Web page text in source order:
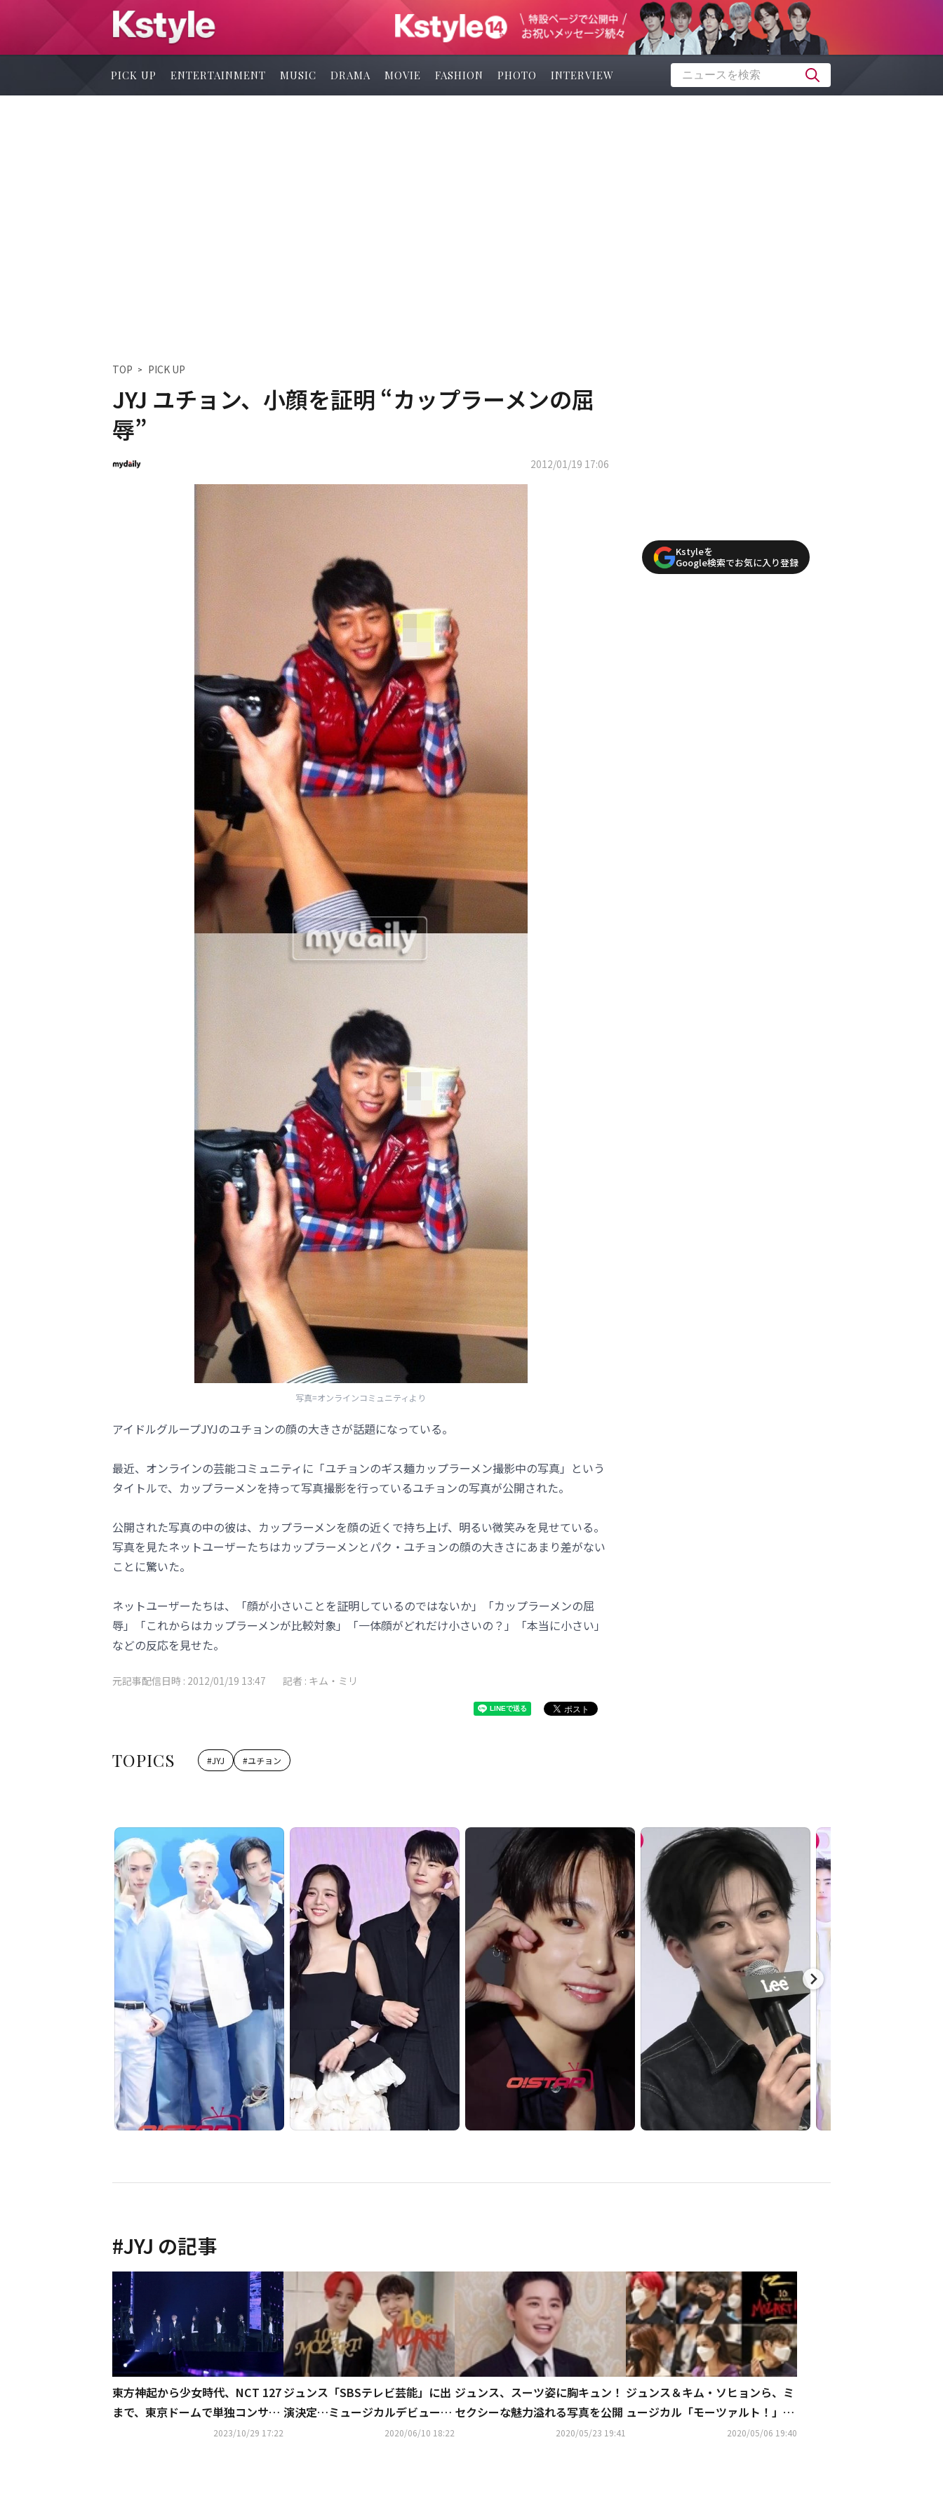
PICK UP ENTERTAINMENT MUSIC DRAMA MOVIE FASHION PHOTO INTERVIEW
TOP PICK UP
JYJ ユチョン、小顔を証明 “カップラーメンの屈
辱”
2012/01/19 17:06
写真=オンラインコミュニティより
アイドルグループJYJのユチョンの顔の大きさが話題になっている。
最近、オンラインの芸能コミュニティに「ユチョンのギス麺カップラーメン撮影中の写真」という
タイトルで、カップラーメンを持って写真撮影を行っているユチョンの写真が公開された。
公開された写真の中の彼は、カップラーメンを顔の近くで持ち上げ、明るい微笑みを見せている。
写真を見たネットユーザーたちはカップラーメンとパク・ユチョンの顔の大きさにあまり差がない
ことに驚いた。
ネットユーザーたちは、「顔が小さいことを証明しているのではないか」「カップラーメンの屈
辱」「これからはカップラーメンが比較対象」「一体顔がどれだけ小さいの？」「本当に小さい」
などの反応を見せた。
元記事配信日時 : 2012/01/19 13:47 記者 : キム・ミリ
TOPICS #JYJ #ユチョン
Kstyleを
Google検索でお気に入り登録
#JYJ の記事
東方神起から少女時代、NCT 127
まで、東京ドームで単独コンサー
トを成功させたアイドルは？
2023/10/29 17:22
ジュンス「SBSテレビ芸能」に出
演決定…ミュージカルデビュー10
周年のインタビューを電撃公開
2020/06/10 18:22
ジュンス、スーツ姿に胸キュン！
セクシーな魅力溢れる写真を公開
2020/05/23 19:41
ジュンス＆キム・ソヒョンら、ミ
ュージカル「モーツァルト！」10
周年記念公演の練習に参加…和気
2020/05/06 19:40